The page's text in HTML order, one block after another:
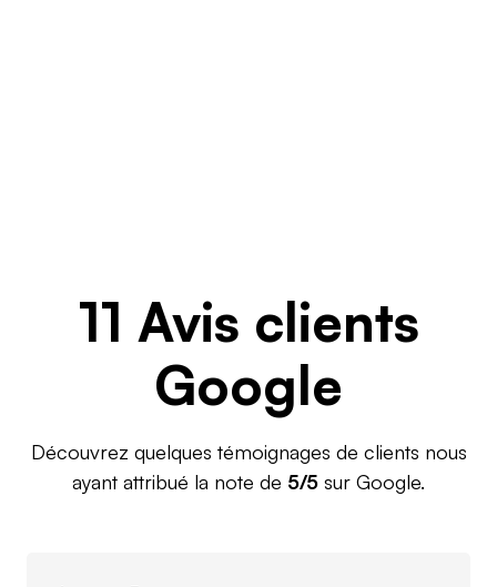
11 Avis clients
Google
Découvrez quelques témoignages de clients nous
ayant attribué la note de 5/5 sur Google.